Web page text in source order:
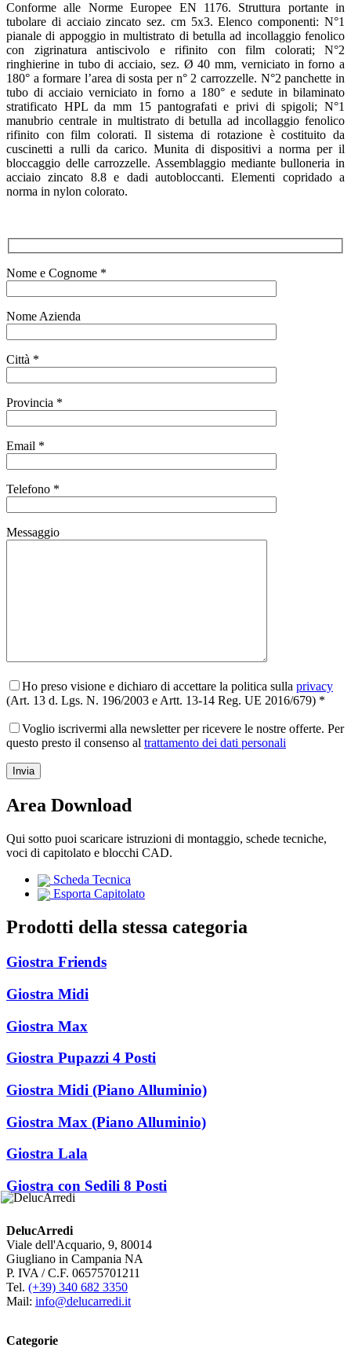
Conforme alle Norme Europee EN 1176. Struttura portante in
tubolare di acciaio zincato sez. cm 5x3. Elenco componenti: N°1
pianale di appoggio in multistrato di betulla ad incollaggio fenolico
con zigrinatura antiscivolo e rifinito con film colorati; N°2
ringhierine in tubo di acciaio, sez. Ø 40 mm, verniciato in forno a
180° a formare l’area di sosta per n° 2 carrozzelle. N°2 panchette in
tubo di acciaio verniciato in forno a 180° e sedute in bilaminato
stratificato HPL da mm 15 pantografati e privi di spigoli; N°1
manubrio centrale in multistrato di betulla ad incollaggio fenolico
rifinito con film colorati. Il sistema di rotazione è costituito da
cuscinetti a rulli da carico. Munita di dispositivi a norma per il
bloccaggio delle carrozzelle. Assemblaggio mediante bulloneria in
acciaio zincato 8.8 e dadi autobloccanti. Elementi copridado a
norma in nylon colorato.
Nome e Cognome *
Nome Azienda
Città *
Provincia *
Email *
Telefono *
Messaggio
Ho preso visione e dichiaro di accettare la politica sulla privacy
(Art. 13 d. Lgs. N. 196/2003 e Artt. 13-14 Reg. UE 2016/679) *
Voglio iscrivermi alla newsletter per ricevere le nostre offerte. Per
questo presto il consenso al trattamento dei dati personali
Area Download
Qui sotto puoi scaricare istruzioni di montaggio, schede tecniche,
voci di capitolato e blocchi CAD.
Scheda Tecnica
Esporta Capitolato
Prodotti della stessa categoria
Giostra Friends
Giostra Midi
Giostra Max
Giostra Pupazzi 4 Posti
Giostra Midi (Piano Alluminio)
Giostra Max (Piano Alluminio)
Giostra Lala
Giostra con Sedili 8 Posti
DelucArredi
Viale dell'Acquario, 9, 80014
Giugliano in Campania NA
P. IVA / C.F. 06575701211
Tel. (+39) 340 682 3350
Mail: info@delucarredi.it
Categorie